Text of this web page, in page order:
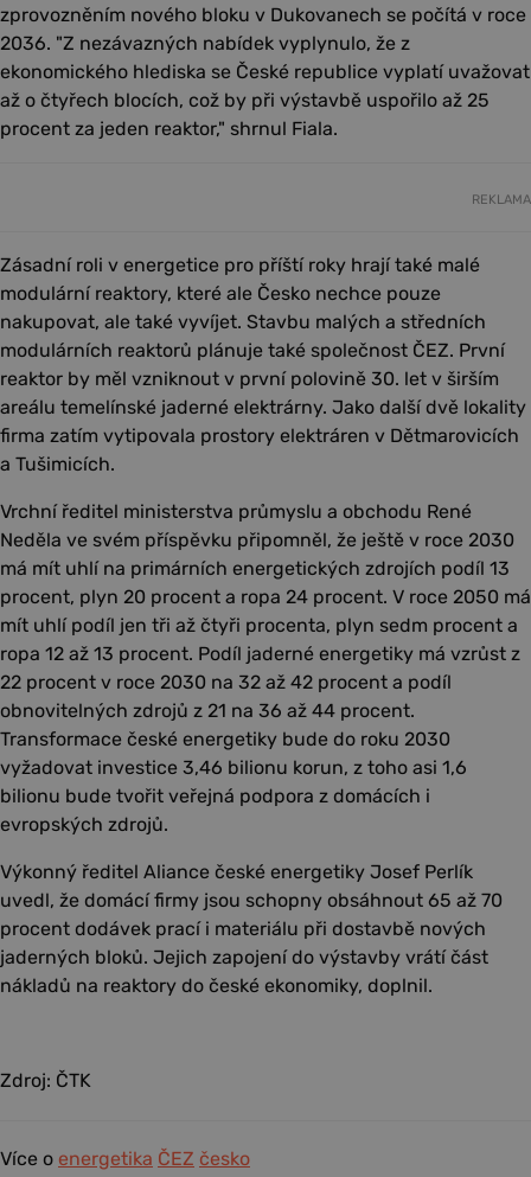
zprovozněním nového bloku v Dukovanech se počítá v roce
2036. "Z nezávazných nabídek vyplynulo, že z
ekonomického hlediska se České republice vyplatí uvažovat
až o čtyřech blocích, což by při výstavbě uspořilo až 25
procent za jeden reaktor," shrnul Fiala.
REKLAMA
Zásadní roli v energetice pro příští roky hrají také malé
modulární reaktory, které ale Česko nechce pouze
nakupovat, ale také vyvíjet. Stavbu malých a středních
modulárních reaktorů plánuje také společnost ČEZ. První
reaktor by měl vzniknout v první polovině 30. let v širším
areálu temelínské jaderné elektrárny. Jako další dvě lokality
firma zatím vytipovala prostory elektráren v Dětmarovicích
a Tušimicích.
Vrchní ředitel ministerstva průmyslu a obchodu René
Neděla ve svém příspěvku připomněl, že ještě v roce 2030
má mít uhlí na primárních energetických zdrojích podíl 13
procent, plyn 20 procent a ropa 24 procent. V roce 2050 má
mít uhlí podíl jen tři až čtyři procenta, plyn sedm procent a
ropa 12 až 13 procent. Podíl jaderné energetiky má vzrůst z
22 procent v roce 2030 na 32 až 42 procent a podíl
obnovitelných zdrojů z 21 na 36 až 44 procent.
Transformace české energetiky bude do roku 2030
vyžadovat investice 3,46 bilionu korun, z toho asi 1,6
bilionu bude tvořit veřejná podpora z domácích i
evropských zdrojů.
Výkonný ředitel Aliance české energetiky Josef Perlík
uvedl, že domácí firmy jsou schopny obsáhnout 65 až 70
procent dodávek prací i materiálu při dostavbě nových
jaderných bloků. Jejich zapojení do výstavby vrátí část
nákladů na reaktory do české ekonomiky, doplnil.
Zdroj: ČTK
Více o energetika ČEZ česko